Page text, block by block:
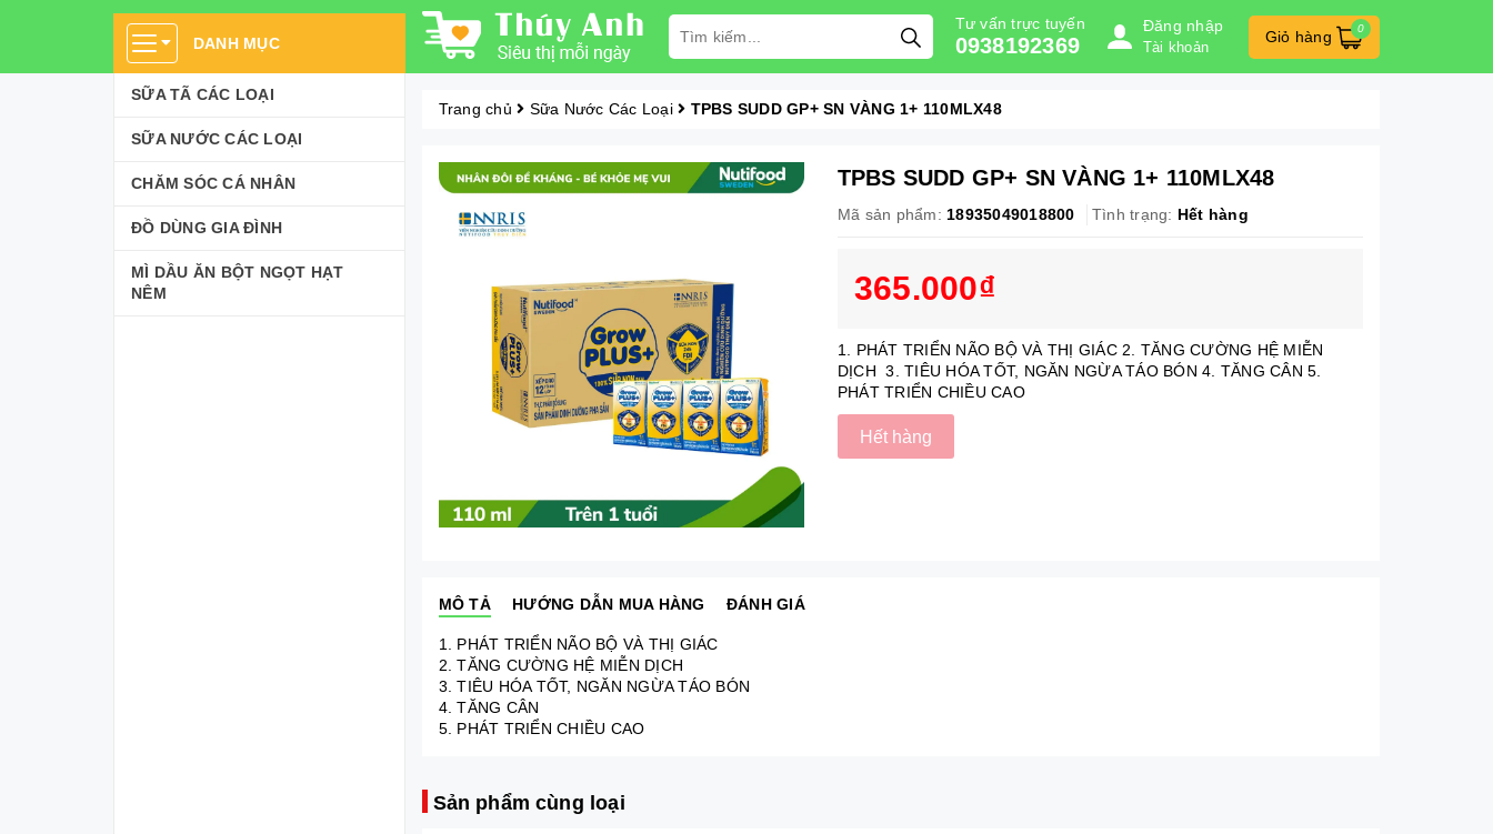
DANH MỤC
SỮA TÃ CÁC LOẠI
SỮA NƯỚC CÁC LOẠI
CHĂM SÓC CÁ NHÂN
ĐỒ DÙNG GIA ĐÌNH
MÌ DẦU ĂN BỘT NGỌT HẠT
NÊM
Tư vấn trực tuyến
0938192369
Đăng nhập
Tài khoản
Giỏ hàng 0
Trang chủ Sữa Nước Các Loại TPBS SUDD GP+ SN VÀNG 1+ 110MLX48
TPBS SUDD GP+ SN VÀNG 1+ 110MLX48
Mã sản phẩm: 18935049018800 Tình trạng: Hết hàng
365.000₫
1. PHÁT TRIỂN NÃO BỘ VÀ THỊ GIÁC 2. TĂNG CƯỜNG HỆ MIỄN
DỊCH 3. TIÊU HÓA TỐT, NGĂN NGỪA TÁO BÓN 4. TĂNG CÂN 5.
PHÁT TRIỂN CHIỀU CAO
Hết hàng
MÔ TẢ HƯỚNG DẪN MUA HÀNG ĐÁNH GIÁ
1. PHÁT TRIỂN NÃO BỘ VÀ THỊ GIÁC
2. TĂNG CƯỜNG HỆ MIỄN DỊCH
3. TIÊU HÓA TỐT, NGĂN NGỪA TÁO BÓN
4. TĂNG CÂN
5. PHÁT TRIỂN CHIỀU CAO
Sản phẩm cùng loại